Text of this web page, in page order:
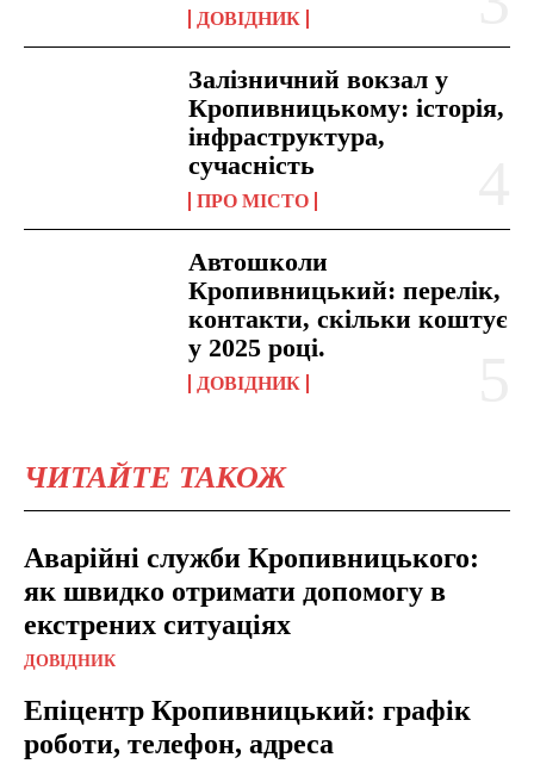
ДОВІДНИК
Залізничний вокзал у
Кропивницькому: історія,
інфраструктура,
сучасність
ПРО МІСТО
Автошколи
Кропивницький: перелік,
контакти, скільки коштує
у 2025 році.
ДОВІДНИК
ЧИТАЙТЕ ТАКОЖ
Аварійні служби Кропивницького:
як швидко отримати допомогу в
екстрених ситуаціях
ДОВІДНИК
Епіцентр Кропивницький: графік
роботи, телефон, адреса